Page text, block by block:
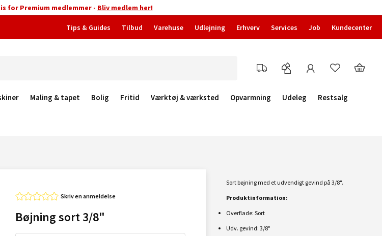
for Premium medlemmer - Bliv medlem her!
Tips & Guides Tilbud Varehuse Udlejning Erhverv Services Job Kundecenter
Maling & tapet Bolig Fritid Værktøj & værksted Opvarmning Udeleg
Restsalg
Skriv en anmeldelse
Bøjning sort 3/8"
Sort bøjning med et udvendigt gevind på 3/8".
Produktinformation:
Overflade: Sort
Udv. gevind: 3/8"